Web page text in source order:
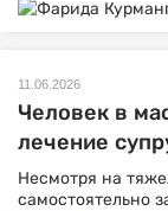
11.06.2026
Человек в
лечение
Несмотря на
самостоятельно